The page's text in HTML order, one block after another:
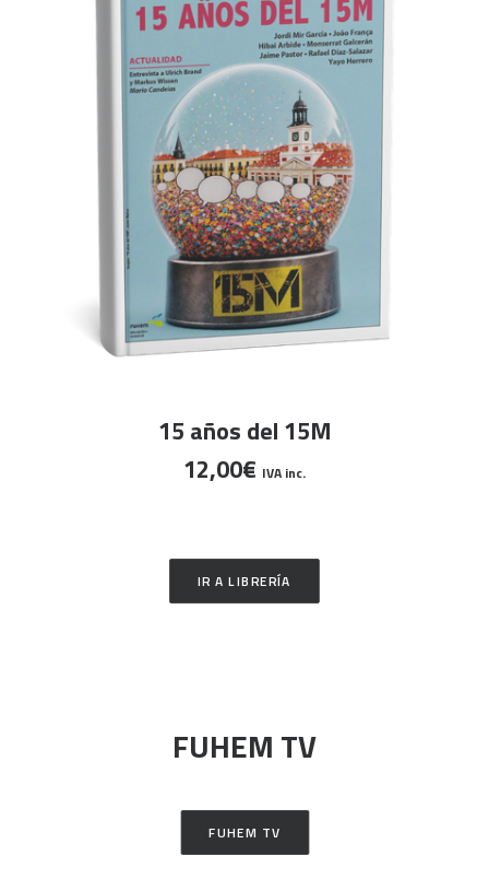
AÑADIR AL CARRITO
15 años del 15M
12,00€ IVA inc.
IR A LIBRERÍA
FUHEM TV
FUHEM TV